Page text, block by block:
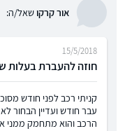
אור קרקושאל/ה:
חוזה להעברת בעלות
15/5/2018
קניתי רכב לפני חודש
עבר חודש ועדיין הבחור
הרכב והוא מתחמק ממני